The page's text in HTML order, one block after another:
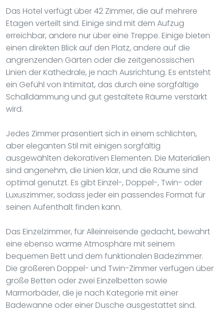
Das Hotel verfügt über 42 Zimmer, die auf mehrere
Etagen verteilt sind. Einige sind mit dem Aufzug
erreichbar, andere nur über eine Treppe. Einige bieten
einen direkten Blick auf den Platz, andere auf die
angrenzenden Gärten oder die zeitgenössischen
Linien der Kathedrale, je nach Ausrichtung. Es entsteht
ein Gefühl von Intimität, das durch eine sorgfältige
Schalldämmung und gut gestaltete Räume verstärkt
wird.
Jedes Zimmer präsentiert sich in einem schlichten,
aber eleganten Stil mit einigen sorgfältig
ausgewählten dekorativen Elementen. Die Materialien
sind angenehm, die Linien klar, und die Räume sind
optimal genutzt. Es gibt Einzel-, Doppel-, Twin- oder
Luxuszimmer, sodass jeder ein passendes Format für
seinen Aufenthalt finden kann.
Das Einzelzimmer, für Alleinreisende gedacht, bewahrt
eine ebenso warme Atmosphäre mit seinem
bequemen Bett und dem funktionalen Badezimmer.
Die größeren Doppel- und Twin-Zimmer verfügen über
große Betten oder zwei Einzelbetten sowie
Marmorbäder, die je nach Kategorie mit einer
Badewanne oder einer Dusche ausgestattet sind.